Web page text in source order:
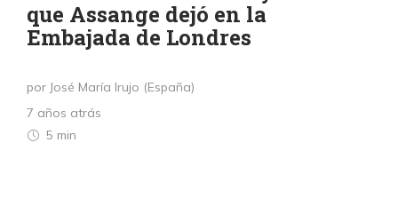
que Assange dejó en la
Embajada de Londres
por José María Irujo (España)
7 años atrás
5 min